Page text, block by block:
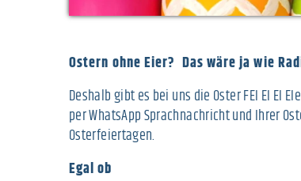
Ostern ohne Eier? Das wäre ja wie
Deshalb gibt es bei uns die Oster FEI EI EI
per WhatsApp Sprachnachricht und Ihrer
Osterfeiertagen.
Egal ob